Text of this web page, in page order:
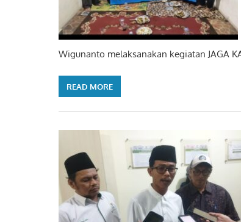
Wigunanto melaksanakan kegiatan JAGA
READ MORE